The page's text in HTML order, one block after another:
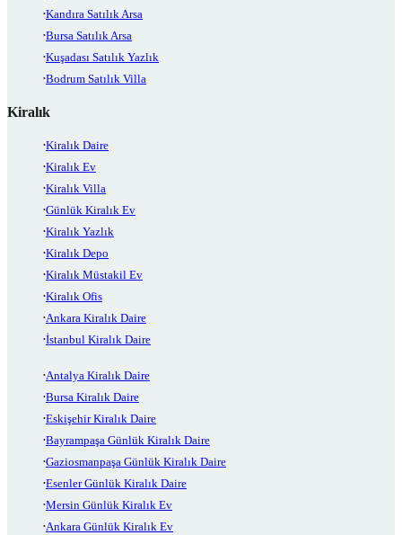
Kandıra Satılık Arsa
Bursa Satılık Arsa
Kuşadası Satılık Yazlık
Bodrum Satılık Villa
Kiralık
Kiralık Daire
Kiralık Ev
Kiralık Villa
Günlük Kiralık Ev
Kiralık Yazlık
Kiralık Depo
Kiralık Müstakil Ev
Kiralık Ofis
Ankara Kiralık Daire
İstanbul Kiralık Daire
Antalya Kiralık Daire
Bursa Kiralık Daire
Eskişehir Kiralık Daire
Bayrampaşa Günlük Kiralık Daire
Gaziosmanpaşa Günlük Kiralık Daire
Esenler Günlük Kiralık Daire
Mersin Günlük Kiralık Ev
Ankara Günlük Kiralık Ev